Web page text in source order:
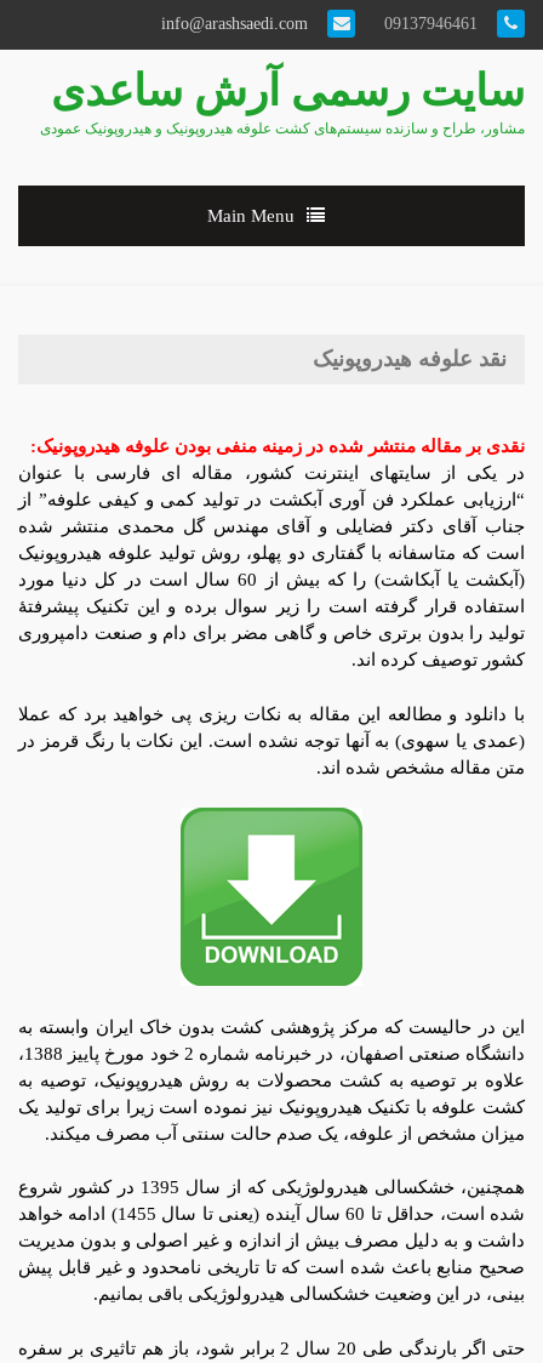
سایت رسمی آرش ساعدی
مشاور، طراح و سازنده سیستم‌های کشت علوفه هیدروپونیک و هیدروپونیک عمودی
Main Menu
نقد علوفه هیدروپونیک
نقدی بر مقاله منتشر شده در زمینه منفی بودن علوفه هیدروپونیک:
در یکی از سایتهای اینترنت کشور، مقاله ای فارسی با عنوان
“ارزيابی عملكرد فن آوری آبكشت در توليد كمی و كيفی علوفه” از
جناب آقای دکتر فضایلی و آقای مهندس گل محمدی منتشر شده
است که متاسفانه با گفتاری دو پهلو، روش تولید علوفه هیدروپونیک
(آبکشت یا آبکاشت) را که بیش از 60 سال است در کل دنیا مورد
استفاده قرار گرفته است را زیر سوال برده و این تکنیک پیشرفتۀ
تولید را بدون برتری خاص و گاهی مضر برای دام و صنعت دامپروری
کشور توصیف کرده اند.
با دانلود و مطالعه این مقاله به نکات ریزی پی خواهید برد که عملا
(عمدی یا سهوی) به آنها توجه نشده است. این نکات با رنگ قرمز در
متن مقاله مشخص شده اند.
این در حالیست که مرکز پژوهشی کشت بدون خاک ایران وابسته به
دانشگاه صنعتی اصفهان، در خبرنامه شماره 2 خود مورخ پاییز 1388،
علاوه بر توصیه به کشت محصولات به روش هیدروپونیک، توصیه به
کشت علوفه با تکنیک هیدروپونیک نیز نموده است زیرا برای تولید یک
میزان مشخص از علوفه، یک صدم حالت سنتی آب مصرف میکند.
همچنین، خشکسالی هیدرولوژیکی که از سال 1395 در کشور شروع
شده است، حداقل تا 60 سال آینده (یعنی تا سال 1455) ادامه خواهد
داشت و به دلیل مصرف بیش از اندازه و غیر اصولی و بدون مدیریت
صحیح منابع باعث شده است که تا تاریخی نامحدود و غیر قابل پیش
بینی، در این وضعیت خشکسالی هیدرولوژیکی باقی بمانیم.
حتی اگر بارندگی طی 20 سال 2 برابر شود، باز هم تاثیری بر سفره